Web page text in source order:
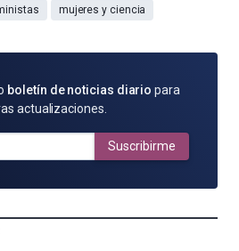
mujeres y ciencia
boletín de noticias diario para
actualizaciones.
Suscribirme